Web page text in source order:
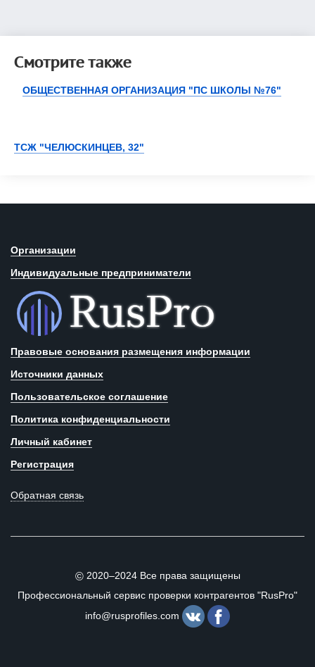
Смотрите также
ОБЩЕСТВЕННАЯ ОРГАНИЗАЦИЯ "ПС ШКОЛЫ №76"
ТСЖ "ЧЕЛЮСКИНЦЕВ, 32"
Организации
Индивидуальные предприниматели
Правовые основания размещения информации
Источники данных
Пользовательское соглашение
Политика конфиденциальности
Личный кабинет
Регистрация
Обратная связь
©2020–2024 Все права защищены
Профессиональный сервис проверки контрагентов "RusPro"
info@rusprofiles.com